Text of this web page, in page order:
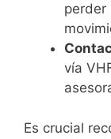
perder
vía
Es crucial